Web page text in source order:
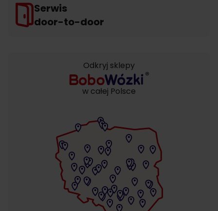
Serwis
door-to-door
Odkryj sklepy
w całej Polsce